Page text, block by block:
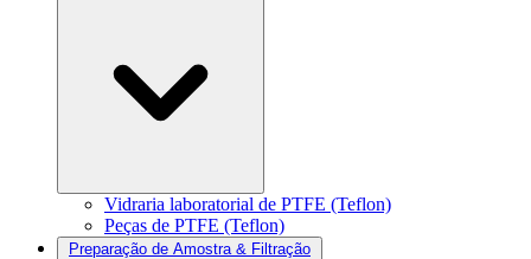
Vidraria laboratorial de PTFE (Teflon)
Peças de PTFE (Teflon)
Preparação de Amostra & Filtração